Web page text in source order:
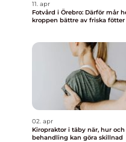
11. apr
Fotvård i Örebro: Därför mår
kroppen bättre av friska fötter
02. apr
Kiropraktor i täby när, hur och varför
behandling kan göra skillnad